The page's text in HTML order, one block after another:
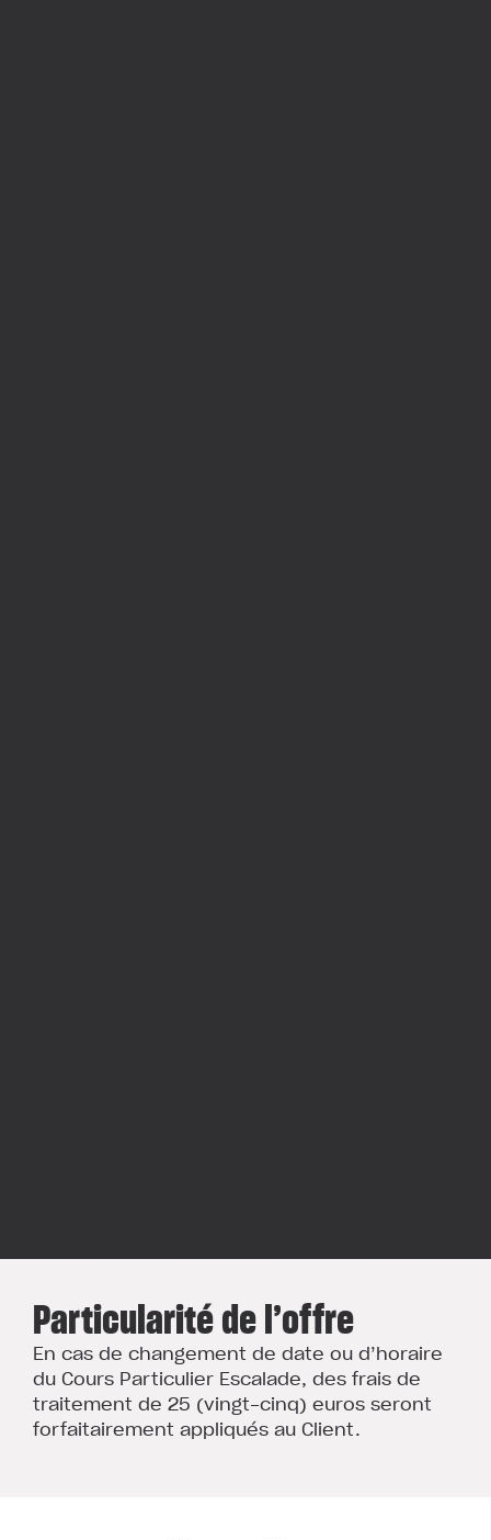
Particularité de l’offre
En cas de changement de date ou d’horaire
du Cours Particulier Escalade, des frais de
traitement de 25 (vingt-cinq) euros seront
forfaitairement appliqués au Client.